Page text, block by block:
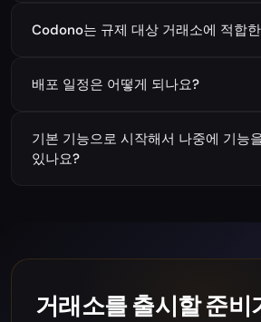
Codono는 규제 대상 거래소에 적합
배포 일정은 어떻게 되나요?
기본 기능으로 시작해서 나중에 기능
있나요?
거래소를 출시할 준비